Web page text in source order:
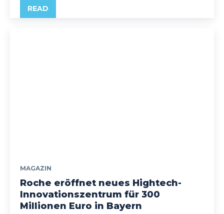
READ
MAGAZIN
Roche eröffnet neues Hightech-
Innovationszentrum für 300
Millionen Euro in Bayern